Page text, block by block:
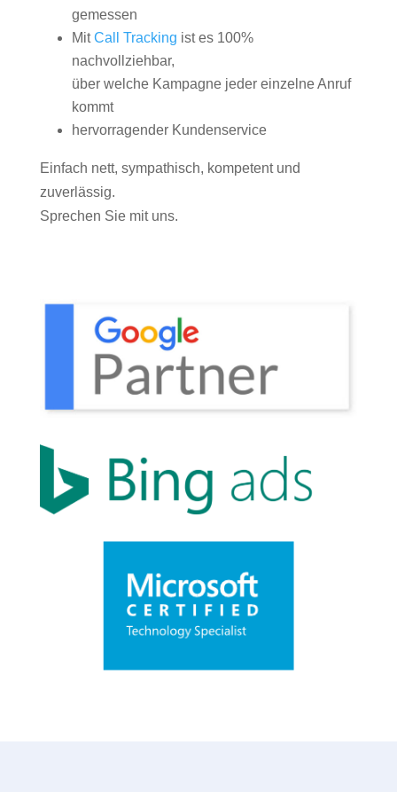
gemessen
MitCall Tracking ist es 100%
nachvollziehbar,
über welche Kampagne jeder einzelne Anruf
kommt
hervorragender Kundenservice
Einfach nett, sympathisch, kompetent und
zuverlässig.
Sprechen Sie mit uns.